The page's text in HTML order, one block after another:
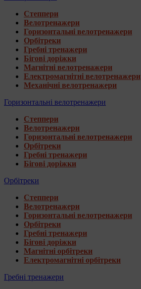
Степпери
Велотренажери
Горизонтальні велотренажери
Орбітреки
Гребні тренажери
Бігові доріжки
Магнітні велотренажери
Електромагнітні велотренажери
Механічні велотренажери
Горизонтальні велотренажери
Степпери
Велотренажери
Горизонтальні велотренажери
Орбітреки
Гребні тренажери
Бігові доріжки
Орбітреки
Степпери
Велотренажери
Горизонтальні велотренажери
Орбітреки
Гребні тренажери
Бігові доріжки
Магнітні орбітреки
Електромагнітні орбітреки
Гребні тренажери